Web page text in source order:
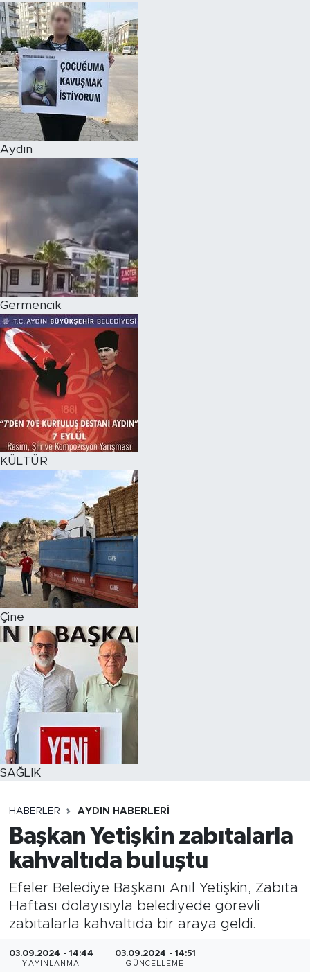
Aydın
Germencik
KÜLTÜR
Çine
SAĞLIK
HABERLER AYDIN HABERLERI
Başkan Yetişkin zabıtalarla
kahvaltıda buluştu
Efeler Belediye Başkanı Anıl Yetişkin, Zabıta
Haftası dolayısıyla belediyede görevli
zabıtalarla kahvaltıda bir araya geldi.
03.09.2024 - 14:44
YAYINLANMA
03.09.2024 - 14:51
GÜNCELLEME